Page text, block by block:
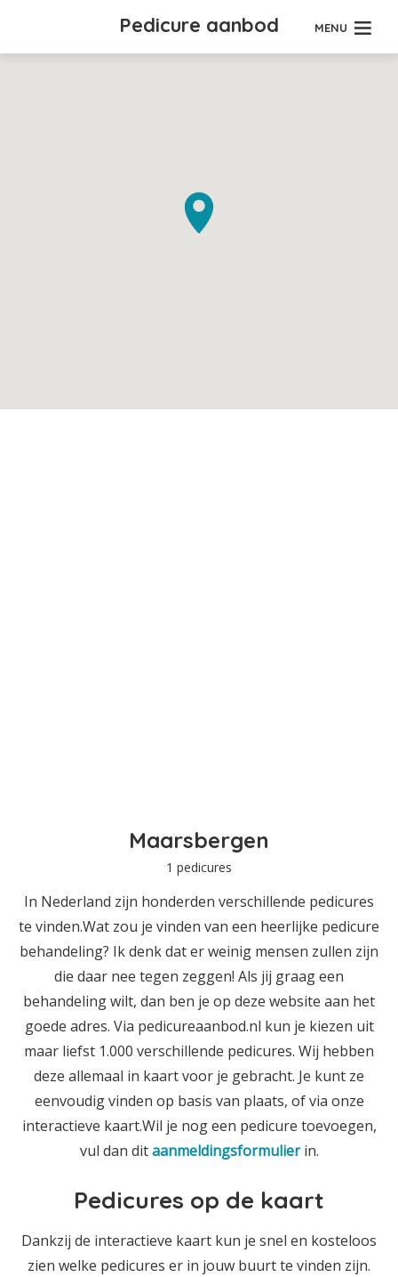
Pedicure aanbod MENU
Maarsbergen
1 pedicures
In Nederland zijn honderden verschillende pedicures
te vinden.Wat zou je vinden van een heerlijke pedicure
behandeling? Ik denk dat er weinig mensen zullen zijn
die daar nee tegen zeggen! Als jij graag een
behandeling wilt, dan ben je op deze website aan het
goede adres. Via pedicureaanbod.nl kun je kiezen uit
maar liefst 1.000 verschillende pedicures. Wij hebben
deze allemaal in kaart voor je gebracht. Je kunt ze
eenvoudig vinden op basis van plaats, of via onze
interactieve kaart.Wil je nog een pedicure toevoegen,
vul dan ditaanmeldingsformulierin.
Pedicures op de kaart
Dankzij de interactieve kaart kun je snel en kosteloos
zien welke pedicures er in jouw buurt te vinden zijn.